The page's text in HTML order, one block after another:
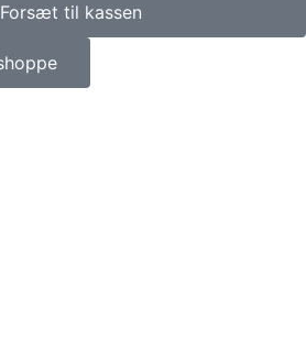
Forsæt til kassen